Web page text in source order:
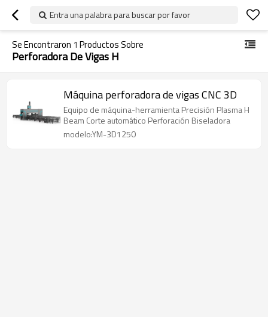
Entra una palabra para buscar por favor
Se Encontraron 1 Productos Sobre
Perforadora De Vigas H
Máquina perforadora de vigas CNC 3D
Equipo de máquina-herramienta Precisión Plasma H
Beam Corte automático Perforación Biseladora
modelo:YM-3D1250